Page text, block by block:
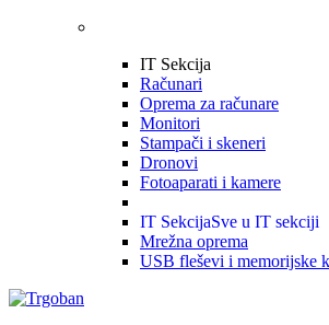
IT Sekcija
Računari
Oprema za računare
Monitori
Stampači i skeneri
Dronovi
Fotoaparati i kamere
IT SekcijaSve u IT sekciji
Mrežna oprema
USB fleševi i memorijske